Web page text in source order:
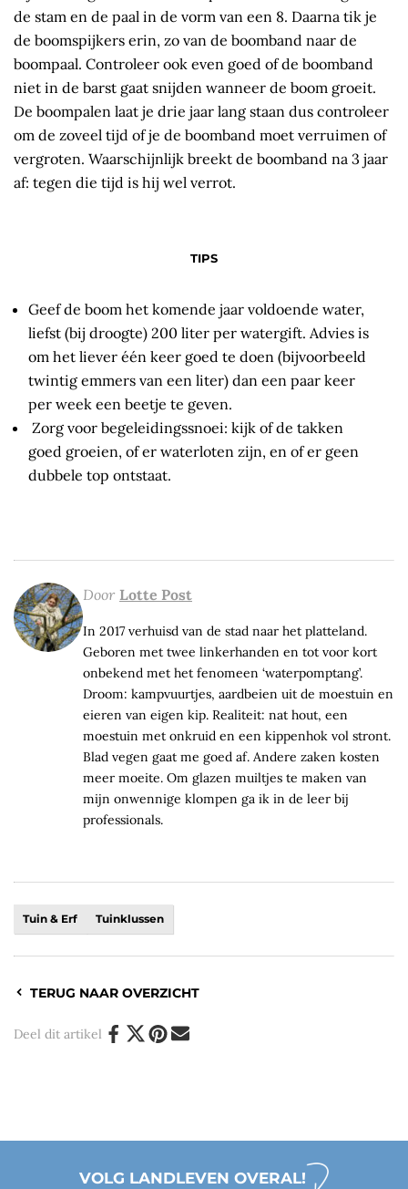
de stam en de paal in de vorm van een 8. Daarna tik je
de boomspijkers erin, zo van de boomband naar de
boompaal. Controleer ook even goed of de boomband
niet in de barst gaat snijden wanneer de boom groeit.
De boompalen laat je drie jaar lang staan dus controleer
om de zoveel tijd of je de boomband moet verruimen of
vergroten. Waarschijnlijk breekt de boomband na 3 jaar
af: tegen die tijd is hij wel verrot.
TIPS
Geef de boom het komende jaar voldoende water,
liefst (bij droogte) 200 liter per watergift. Advies is
om het liever één keer goed te doen (bijvoorbeeld
twintig emmers van een liter) dan een paar keer
per week een beetje te geven.
Zorg voor begeleidingssnoei: kijk of de takken
goed groeien, of er waterloten zijn, en of er geen
dubbele top ontstaat.
Door Lotte Post
In 2017 verhuisd van de stad naar het platteland.
Geboren met twee linkerhanden en tot voor kort
onbekend met het fenomeen ‘waterpomptang’.
Droom: kampvuurtjes, aardbeien uit de moestuin en
eieren van eigen kip. Realiteit: nat hout, een
moestuin met onkruid en een kippenhok vol stront.
Blad vegen gaat me goed af. Andere zaken kosten
meer moeite. Om glazen muiltjes te maken van
mijn onwennige klompen ga ik in de leer bij
professionals.
Tuin & Erf Tuinklussen
TERUG NAAR OVERZICHT
Deel dit artikel
VOLG LANDLEVEN OVERAL!